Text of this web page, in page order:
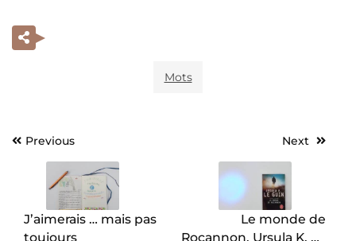
Mots
Navigation
l’article
Previous
J’aimerais … mais pas
toujours
Next
Le monde de
Rocannon, Ursula K. Le